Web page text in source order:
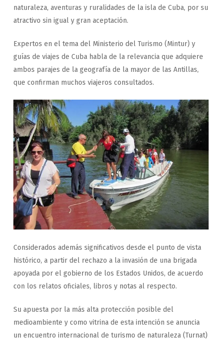
naturaleza, aventuras y ruralidades de la isla de Cuba, por su
atractivo sin igual y gran aceptación.
Expertos en el tema del Ministerio del Turismo (Mintur) y
guías de viajes de Cuba habla de la relevancia que adquiere
ambos parajes de la geografía de la mayor de las Antillas,
que confirman muchos viajeros consultados.
Considerados además significativos desde el punto de vista
histórico, a partir del rechazo a la invasión de una brigada
apoyada por el gobierno de los Estados Unidos, de acuerdo
con los relatos oficiales, libros y notas al respecto.
Su apuesta por la más alta protección posible del
medioambiente y como vitrina de esta intención se anuncia
un encuentro internacional de turismo de naturaleza (Turnat)